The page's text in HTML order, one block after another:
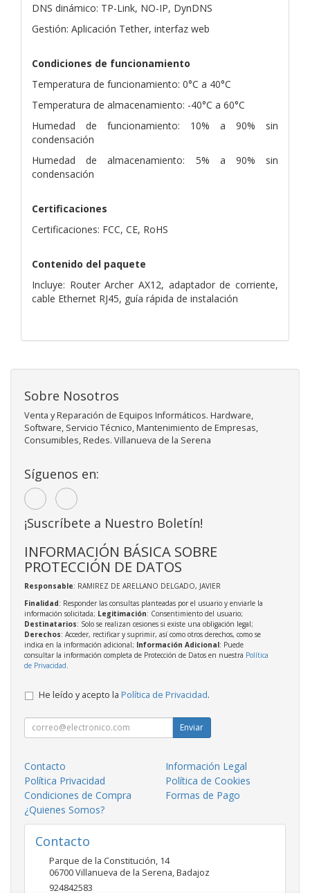
DNS dinámico: TP-Link, NO-IP, DynDNS
Gestión: Aplicación Tether, interfaz web
Condiciones de funcionamiento
Temperatura de funcionamiento: 0°C a 40°C
Temperatura de almacenamiento: -40°C a 60°C
Humedad de funcionamiento: 10% a 90% sin
condensación
Humedad de almacenamiento: 5% a 90% sin
condensación
Certificaciones
Certificaciones: FCC, CE, RoHS
Contenido del paquete
Incluye: Router Archer AX12, adaptador de corriente,
cable Ethernet RJ45, guía rápida de instalación
Sobre Nosotros
Venta y Reparación de Equipos Informáticos. Hardware,
Software, Servicio Técnico, Mantenimiento de Empresas,
Consumibles, Redes. Villanueva de la Serena
Síguenos en:
¡Suscríbete a Nuestro Boletín!
INFORMACIÓN BÁSICA SOBRE
PROTECCIÓN DE DATOS
Responsable: RAMIREZ DE ARELLANO DELGADO, JAVIER
Finalidad: Responder las consultas planteadas por el usuario y enviarle la
información solicitada; Legitimación: Consentimiento del usuario;
Destinatarios: Solo se realizan cesiones si existe una obligación legal;
Derechos: Acceder, rectificar y suprimir, así como otros derechos, como se
indica en la información adicional; Información Adicional: Puede
consultar la información completa de Protección de Datos en nuestra Política
de Privacidad
He leído y acepto la Política de Privacidad.
Enviar
Contacto
Información Legal
Política Privacidad
Política de Cookies
Condiciones de Compra
Formas de Pago
¿Quienes Somos?
Contacto
Parque de la Constitución, 14
06700Villanueva de la Serena,Badajoz
924842583